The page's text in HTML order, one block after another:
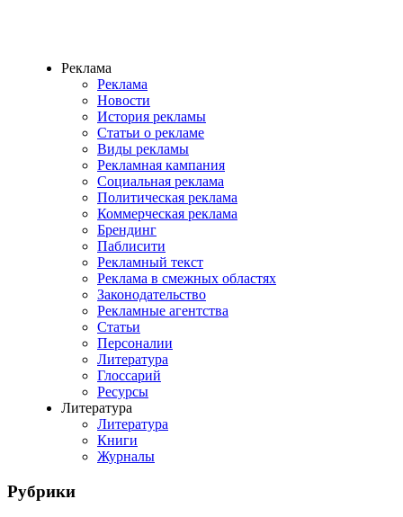
Реклама
Реклама
Новости
История рекламы
Статьи о рекламе
Виды рекламы
Рекламная кампания
Социальная реклама
Политическая реклама
Коммерческая реклама
Брендинг
Паблисити
Рекламный текст
Реклама в смежных областях
Законодательство
Рекламные агентства
Статьи
Персоналии
Литература
Глоссарий
Ресурсы
Литература
Литература
Книги
Журналы
Рубрики